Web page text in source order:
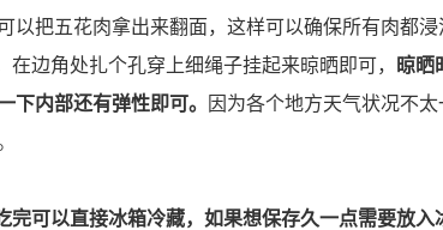
以把五花肉拿出来翻面，这样可以确保所有肉都浸
边角处扎个孔穿上细绳子挂起来晾晒即可，
晾晒
下内部还有弹性即可。
因为各个地方天气状况不
完可以直接冰箱冷藏，如果想保存久一点需要放入